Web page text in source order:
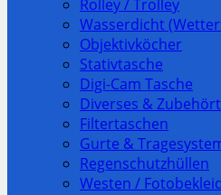
Rolley / Trolley
Wasserdicht
Objektivköcher
Stativtasche
Digi-Cam Tasche
Diverses &
Filtertaschen
Gurte &
Regenschutzhüllen
Westen /